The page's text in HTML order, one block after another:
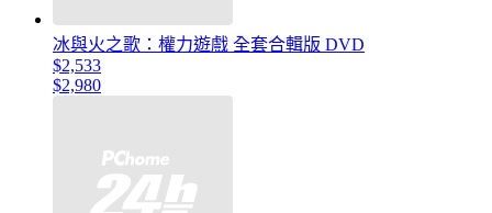
冰與火之歌：權力遊戲 全套合輯版 DVD
$2,533
$2,980